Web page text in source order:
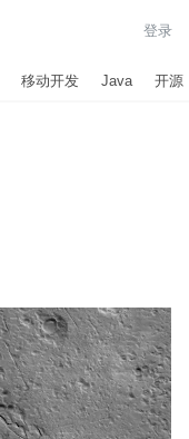
登录
移动开发 Java 开源